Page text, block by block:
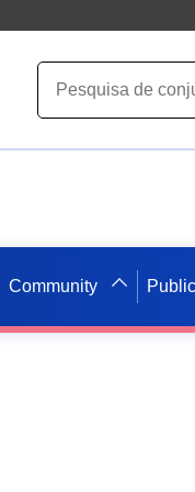
Community